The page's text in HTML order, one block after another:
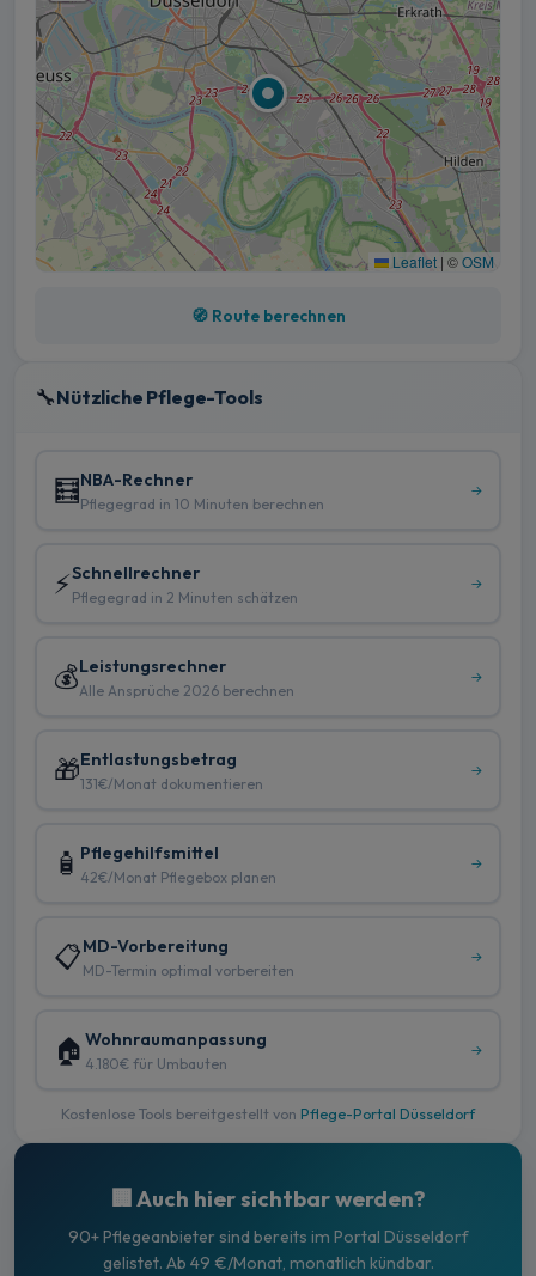
Leaflet | ©OSM
🧭 Route berechnen
🔧Nützliche Pflege-Tools
🧮NBA-Rechner
Pflegegrad in 10 Minuten berechnen
→
⚡Schnellrechner
Pflegegrad in 2 Minuten schätzen
→
💰Leistungsrechner
Alle Ansprüche 2026 berechnen
→
🎁Entlastungsbetrag
131€/Monat dokumentieren
→
🧴 Pflegehilfsmittel
42€/Monat Pflegebox planen
→
📋MD-Vorbereitung
MD-Termin optimal vorbereiten
→
🏠 Wohnraumanpassung
4.180€ für Umbauten
→
Kostenlose Tools bereitgestellt von Pflege-Portal Düsseldorf
🏢 Auch hier sichtbar werden?
90+ Pflegeanbieter sind bereits im Portal Düsseldorf
gelistet. Ab 49 €/Monat, monatlich kündbar.